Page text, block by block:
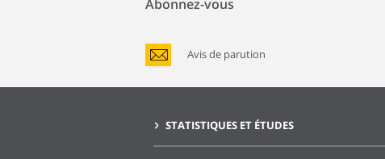
Abonnez-vous
Avis de parution
STATISTIQUES ET ÉTUDES